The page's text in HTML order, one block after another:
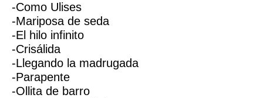
-Como Ulises
-Mariposa de seda
-El hilo infinito
-Crisálida
-Llegando la madrugada
-Parapente
-Ollita de barro